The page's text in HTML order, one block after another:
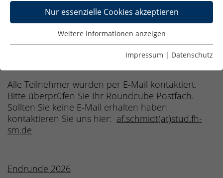
Nur essenzielle Cookies akzeptieren
Weitere Informationen anzeigen
Impressum | Datenschutz
Dart wird im Doppel-KO-System mit 32
Alle Teilnehmer wurden per E-Mail kontaktiert.
Bitte überprüfen Sie Ihr Roundcube Postfach.
Sollten Sie keine E-Mail erhalten haben
kontaktieren Sie uns hier: af.schmidt(at)stud.fh-
sm.de
Endrunde 2026